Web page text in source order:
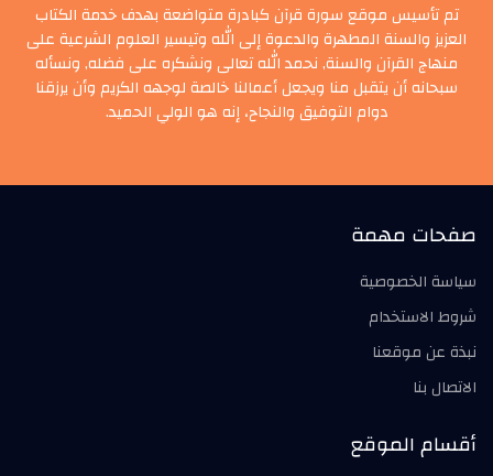
تم تأسيس موقع سورة قرآن كبادرة متواضعة بهدف خدمة الكتاب
العزيز والسنة المطهرة والدعوة إلى الله وتيسير العلوم الشرعية على
منهاج القرآن والسنة, نحمد الله تعالى ونشكره على فضله, ونسأله
سبحانه أن يتقبل منا ويجعل أعمالنا خالصة لوجهه الكريم وأن يرزقنا
دوام التوفيق والنجاح، إنه هو الولي الحميد.
صفحات مهمة
سياسة الخصوصية
شروط الاستخدام
نبذة عن موقعنا
الاتصال بنا
أقسام الموقع